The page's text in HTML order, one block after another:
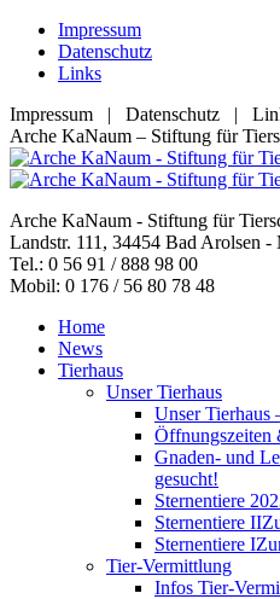
Zum
Inhalt
springen
Impressum
Datenschutz
Links
Impressum | Datenschutz |
Facebook
page
opens
new
window
YouTube
page
opens
new
window
RSS
page
opens
new
window
E-
Mail
page
in
new
window
Arche KaNaum – Stiftung für
Arche KaNaum - Stiftung für
Landstr. 111, 34454 Bad Arolsen -
Tel.: 0 56 91 / 888 98 00
Mobil: 0 176 / 56 80 78 48
Home
News
Tierhaus
Unser Tierhaus
Unser Tierhaus
Öffnungszeiten
Gnaden- und
gesucht!
Sternentiere
Sternentiere II
Sternentiere I
Tier-Vermittlung
Infos Tier-